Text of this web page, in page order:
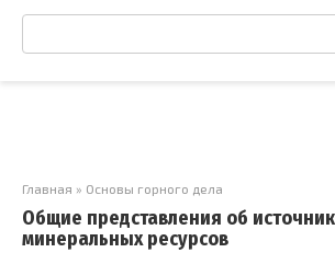
Главная » Основы горного дела
Общие представления об
минеральных ресурсов